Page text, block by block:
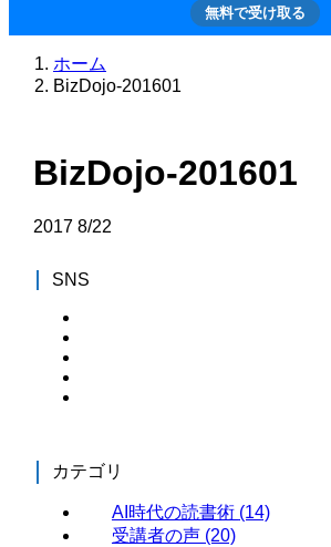
無料で受け取る
ホーム
BizDojo-201601
BizDojo-201601
2017 8/22
SNS
カテゴリ
AI時代の読書術 (14)
受講者の声 (20)